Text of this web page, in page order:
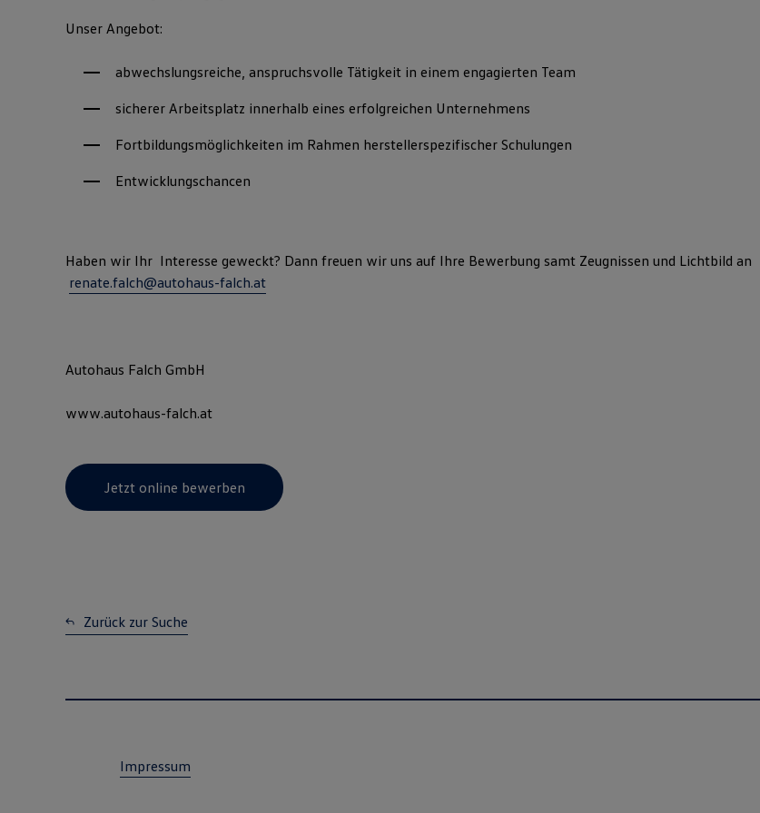
Unser Angebot:
abwechslungsreiche, anspruchsvolle Tätigkeit in einem engagierten Team
sicherer Arbeitsplatz innerhalb eines erfolgreichen Unternehmens
Fortbildungsmöglichkeiten im Rahmen herstellerspezifischer Schulungen
Entwicklungschancen
Haben wir Ihr Interesse geweckt? Dann freuen wir uns auf Ihre Bewerbung samt Zeugnissen
renate.falch@autohaus-falch.at
Autohaus Falch GmbH
www.autohaus-falch.at
Jetzt online bewerben
Zurück zur Suche
Impressum